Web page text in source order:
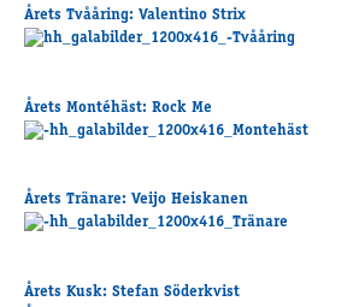
Hört och hänt
Tävlingsserier
Träning och provlopp
Månadens hästägare 2026
Månadens B-tränare 2026
Andelshästar
Årets Tvååring: Valentino Strix
Årets Montéhäst: Rock Me
Årets Tränare: Veijo Heiskanen
Årets Kusk: Stefan Söderkvist